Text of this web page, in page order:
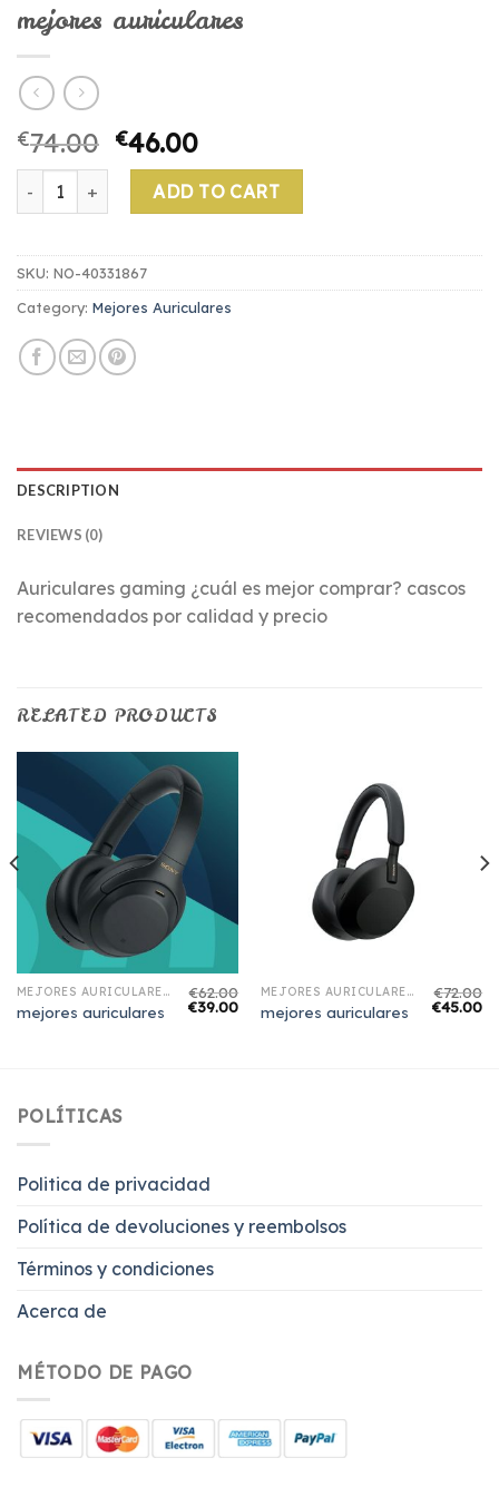
mejores auriculares
€74.00 €46.00
mejores auriculares quantity
ADD TO CART
SKU: NO-40331867
Category: Mejores Auriculares
DESCRIPTION
REVIEWS (0)
Auriculares gaming ¿cuál es mejor comprar? cascos
recomendados por calidad y precio
RELATED PRODUCTS
MEJORES AURICULARES
mejores auriculares
€62.00
€39.00
MEJORES AURICULARES
mejores auriculares
€72.00
€45.00
POLÍTICAS
Politica de privacidad
Política de devoluciones y reembolsos
Términos y condiciones
Acerca de
MÉTODO DE PAGO